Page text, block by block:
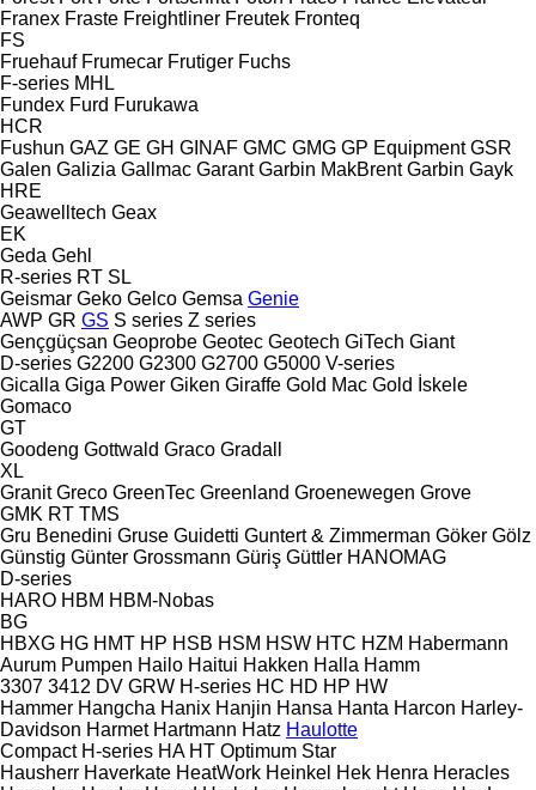
Franex Fraste Freightliner Freutek Fronteq
FS
Fruehauf Frumecar Frutiger Fuchs
F-series MHL
Fundex Furd Furukawa
HCR
Fushun GAZ GE GH GINAF GMC GMG GP Equipment GSR
Galen Galizia Gallmac Garant Garbin MakBrent Garbin Gayk
HRE
Geawelltech Geax
EK
Geda Gehl
R-series RT SL
Geismar Geko Gelco Gemsa Genie
AWP GR GS S series Z series
Gençgüçsan Geoprobe Geotec Geotech GiTech Giant
D-series G2200 G2300 G2700 G5000 V-series
Gicalla Giga Power Giken Giraffe Gold Mac Gold İskele
Gomaco
GT
Goodeng Gottwald Graco Gradall
XL
Granit Greco GreenTec Greenland Groenewegen Grove
GMK RT TMS
Gru Benedini Gruse Guidetti Guntert & Zimmerman Göker Gölz
Günstig Günter Grossmann Güriş Güttler HANOMAG
D-series
HARO HBM HBM-Nobas
BG
HBXG HG HMT HP HSB HSM HSW HTC HZM Habermann
Aurum Pumpen Hailo Haitui Hakken Halla Hamm
3307 3412 DV GRW H-series HC HD HP HW
Hammer Hangcha Hanix Hanjin Hansa Hanta Harcon Harley-
Davidson Harmet Hartmann Hatz Haulotte
Compact H-series HA HT Optimum Star
Hausherr Haverkate HeatWork Heinkel Hek Henra Heracles